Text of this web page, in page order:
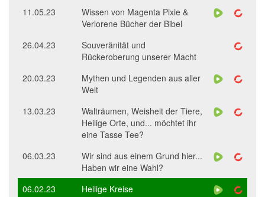
11.05.23
Wissen von Magenta Pixie &
Verlorene Bücher der Bibel
26.04.23
Souveränität und
Rückeroberung unserer Macht
20.03.23
Mythen und Legenden aus aller
Welt
13.03.23
Walträumen, Weisheit der Tiere,
Heilige Orte, und... möchtet ihr
eine Tasse Tee?
06.03.23
Wir sind aus einem Grund hier...
Haben wir eine Wahl?
06.02.23
Heilige Kreise